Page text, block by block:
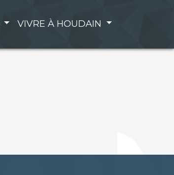
VIVRE À HOUDAIN